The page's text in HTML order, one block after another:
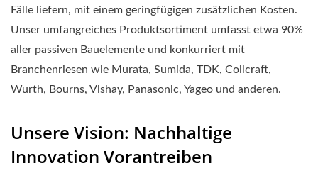
Fälle liefern, mit einem geringfügigen zusätzlichen Kosten.
Unser umfangreiches Produktsortiment umfasst etwa 90%
aller passiven Bauelemente und konkurriert mit
Branchenriesen wie Murata, Sumida, TDK, Coilcraft,
Wurth, Bourns, Vishay, Panasonic, Yageo und anderen.
Unsere Vision: Nachhaltige
Innovation Vorantreiben